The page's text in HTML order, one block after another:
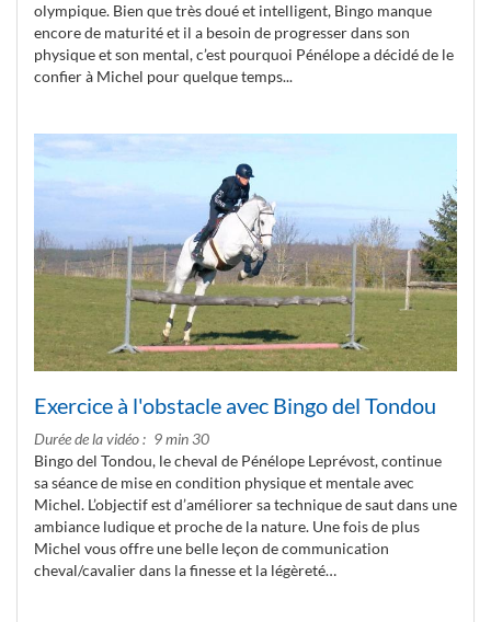
olympique. Bien que très doué et intelligent, Bingo manque
encore de maturité et il a besoin de progresser dans son
physique et son mental, c’est pourquoi Pénélope a décidé de le
confier à Michel pour quelque temps...
Exercice à l'obstacle avec Bingo del Tondou
Durée de la vidéo
9 min 30
Bingo del Tondou, le cheval de Pénélope Leprévost, continue
sa séance de mise en condition physique et mentale avec
Michel. L’objectif est d’améliorer sa technique de saut dans une
ambiance ludique et proche de la nature. Une fois de plus
Michel vous offre une belle leçon de communication
cheval/cavalier dans la finesse et la légèreté…